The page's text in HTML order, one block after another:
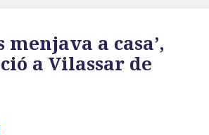
menjava a casa’,
a Vilassar de